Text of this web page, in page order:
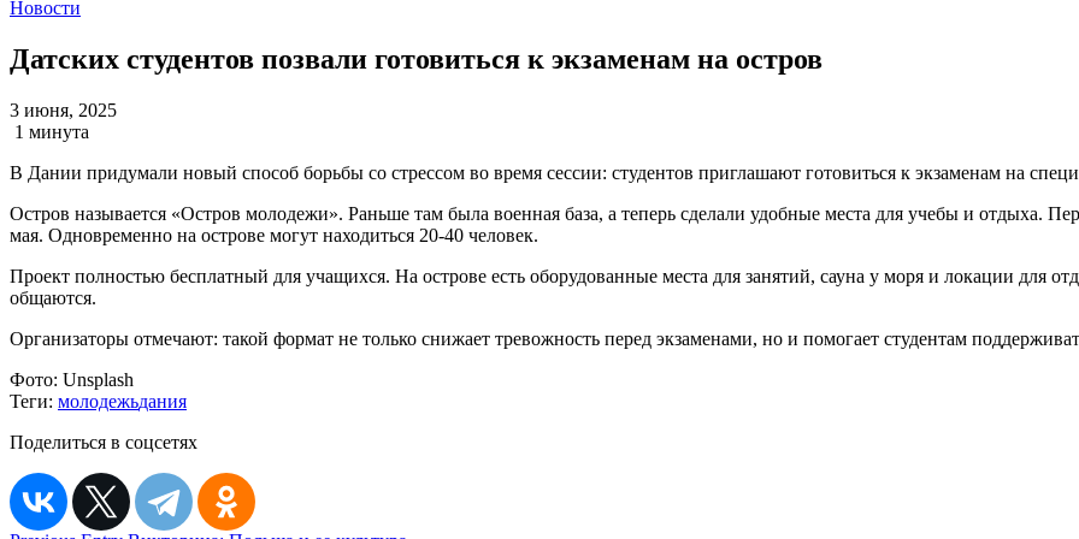
Новости
Датских студентов позвали готовиться к экзаменам на остров
3 июня, 2025
1 минута
В Дании придумали новый способ борьбы со стрессом во время сессии: студентов приглашают готовиться к экзаменам на
Остров называется «Остров молодежи». Раньше там была военная база, а теперь сделали удобные места для учебы и отдыха.
мая. Одновременно на острове могут находиться 20-40 человек.
Проект полностью бесплатный для учащихся. На острове есть оборудованные места для занятий, сауна у моря и локации для
общаются.
Организаторы отмечают: такой формат не только снижает тревожность перед экзаменами, но и помогает студентам
Фото: Unsplash
Теги: молодежьдания
Поделиться в соцсетях